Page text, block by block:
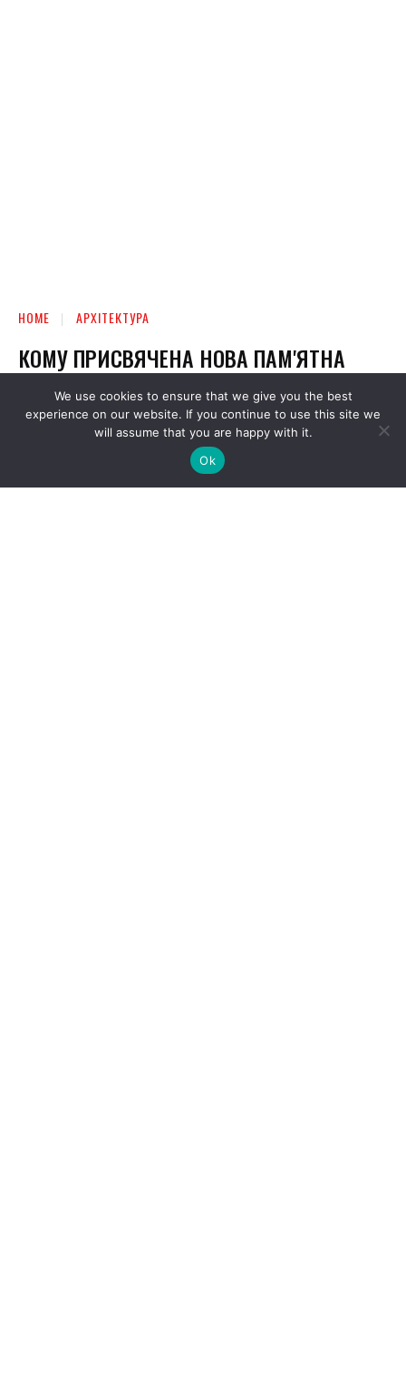
We use cookies to ensure that we give you the best
experience on our website. If you continue to use this site we
will assume that you are happy with it.
Ok